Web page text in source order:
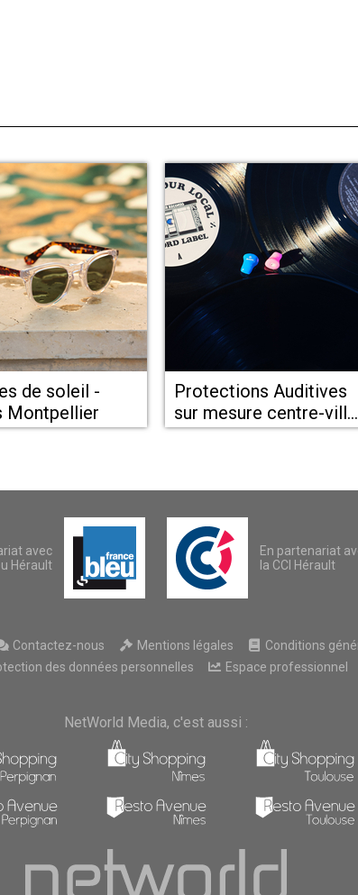
de soleil -
Montpellier
Protections Auditives
sur mesure centre-ville
chez Acuitis
avec
Hérault
En partenariat
la CCI Hérault
Contactez-nous Mentions légales
Conditions
des données personnelles
Espace professionnel
NetWorld Media, c'est aussi :